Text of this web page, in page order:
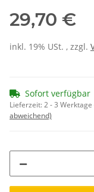
29,70 €
inkl. 19% USt. , zzgl.
Sofort verfügbar
Lieferzeit:2 - 3 Werktage
abweichend)